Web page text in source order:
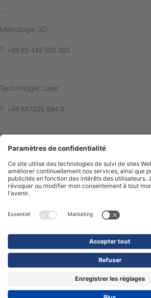
Métrologie 3D
+33 (0) 442 502 303
Technologie Laser
+49 (0)7225 684 0
Mentions légales
Compliance Center
Terms of Use
Shop